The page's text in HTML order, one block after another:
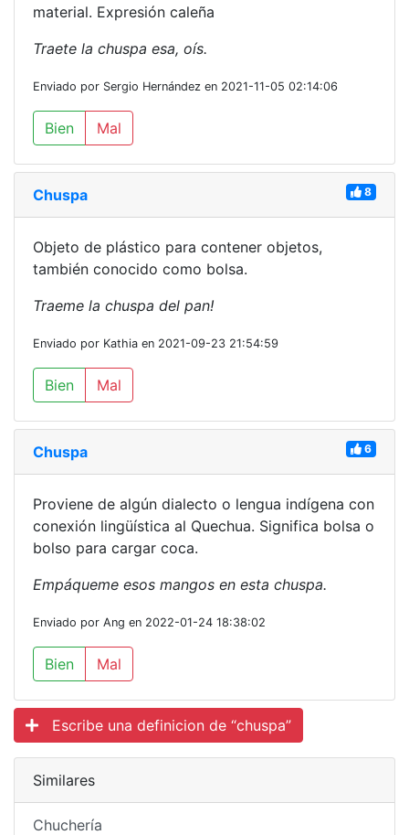
material. Expresión caleña
Traete la chuspa esa, oís.
Enviado por Sergio Hernández en 2021-11-05 02:14:06
Bien Mal
Chuspa 8
Objeto de plástico para contener objetos,
también conocido como bolsa.
Traeme la chuspa del pan!
Enviado por Kathia en 2021-09-23 21:54:59
Bien Mal
Chuspa 6
Proviene de algún dialecto o lengua indígena con
conexión lingüística al Quechua. Significa bolsa o
bolso para cargar coca.
Empáqueme esos mangos en esta chuspa.
Enviado por Ang en 2022-01-24 18:38:02
Bien Mal
Escribe una definicion de “chuspa”
Similares
Chuchería